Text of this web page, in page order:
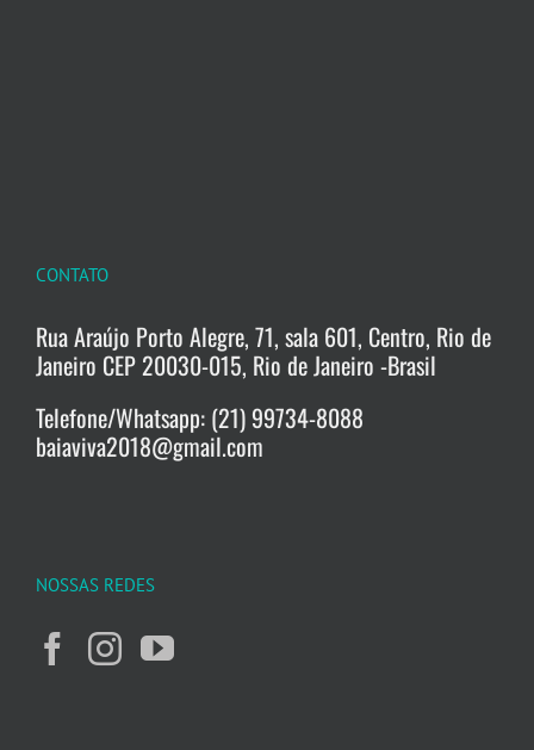
CONTATO
Rua Araújo Porto Alegre, 71, sala 601, Centro, Rio de
Janeiro CEP 20030-015, Rio de Janeiro -Brasil
Telefone/Whatsapp: (21) 99734-8088
baiaviva2018@gmail.com
NOSSAS REDES